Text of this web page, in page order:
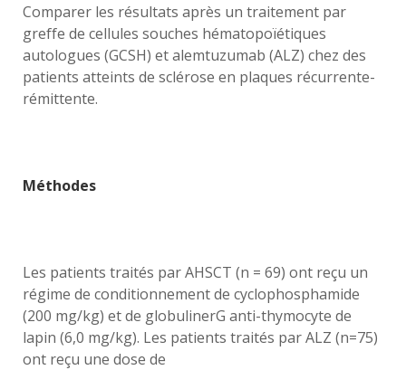
Comparer les résultats après un traitement par
greffe de cellules souches hématopoïétiques
autologues (GCSH) et alemtuzumab (ALZ) chez des
patients atteints de sclérose en plaques récurrente-
rémittente.
Méthodes
Les patients traités par AHSCT (n = 69) ont reçu un
régime de conditionnement de cyclophosphamide
(200 mg/kg) et de globulinerG anti-thymocyte de
lapin (6,0 mg/kg). Les patients traités par ALZ (n=75)
ont reçu une dose de